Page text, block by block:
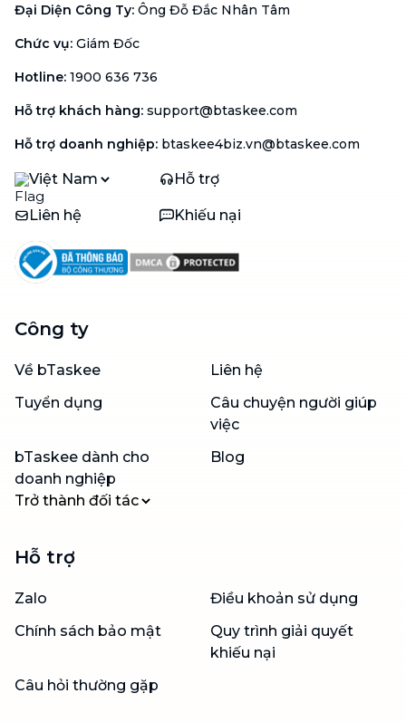
Đại Diện Công Ty: Ông Đỗ Đắc Nhân Tâm
Chức vụ: Giám Đốc
Hotline: 1900 636 736
Hỗ trợ khách hàng: support@btaskee.com
Hỗ trợ doanh nghiệp: btaskee4biz.vn@btaskee.com
Việt Nam Hỗ trợ
Liên hệ Khiếu nại
Công ty
Về bTaskee
Liên hệ
Tuyển dụng
Câu chuyện người giúp
việc
bTaskee dành cho
doanh nghiệp
Blog
Trở thành đối tác
Hỗ trợ
Zalo
Điều khoản sử dụng
Chính sách bảo mật
Quy trình giải quyết
khiếu nại
Câu hỏi thường gặp